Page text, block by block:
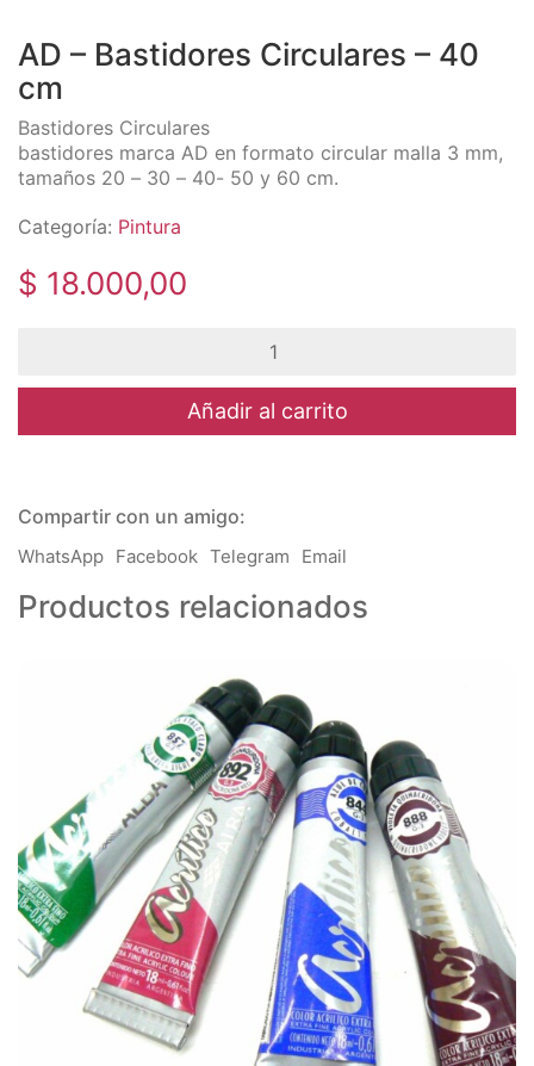
AD – Bastidores Circulares – 40
cm
Bastidores Circulares
bastidores marca AD en formato circular malla 3 mm,
tamaños 20 – 30 – 40- 50 y 60 cm.
Categoría: Pintura
$ 18.000,00
Bastidores
Añadir al carrito
Compartir con un amigo:
WhatsApp Facebook Telegram Email
Productos relacionados